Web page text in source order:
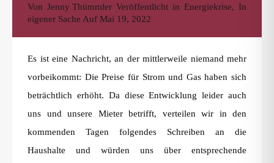
Von Jenny Thümmler Veröffentlicht in Energiekrise, In
eigener Sache Auf Mai 19, 2022
Es ist eine Nachricht, an der mittlerweile niemand mehr
vorbeikommt: Die Preise für Strom und Gas haben sich
beträchtlich erhöht. Da diese Entwicklung leider auch
uns und unsere Mieter betrifft, verteilen wir in den
kommenden Tagen folgendes Schreiben an die
Haushalte und würden uns über entsprechende